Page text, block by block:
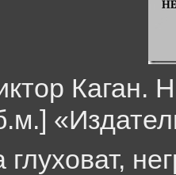
Каган.
глуховат,